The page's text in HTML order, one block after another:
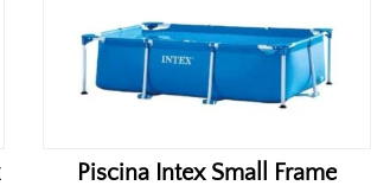
Piscina Intex Small Frame